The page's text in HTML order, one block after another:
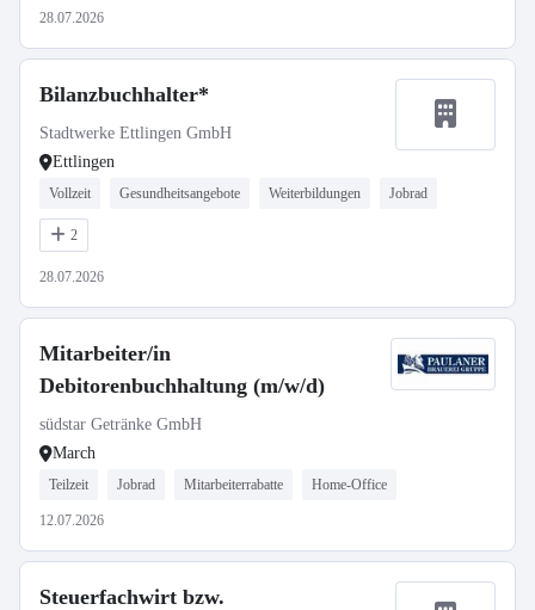
28.07.2026
Bilanzbuchhalter*
Stadtwerke Ettlingen GmbH
Ettlingen
Vollzeit Gesundheitsangebote Weiterbildungen Jobrad
2
28.07.2026
Mitarbeiter/in
Debitorenbuchhaltung (m/w/d)
südstar Getränke GmbH
March
Teilzeit Jobrad Mitarbeiterrabatte Home-Office
12.07.2026
Steuerfachwirt bzw.